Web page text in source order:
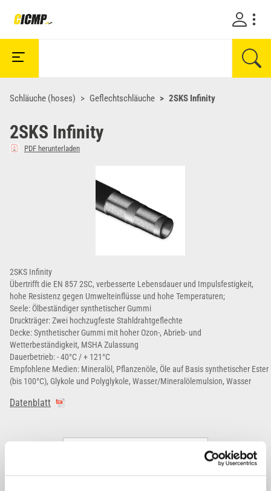
Schläuche (hoses) Geflechtschläuche 2SKS Infinity
2SKS Infinity
PDF herunterladen
2SKS Infinity
Übertrifft die EN 857 2SC, verbesserte Lebensdauer und Impulsfestigkeit,
hohe Resistenz gegen Umwelteinflüsse und hohe Temperaturen;
Seele: Ölbeständiger synthetischer Gummi
Druckträger: Zwei hochzugfeste Stahldrahtgeflechte
Decke: Synthetischer Gummi mit hoher Ozon-, Abrieb- und
Wetterbeständigkeit, MSHA Zulassung
Dauerbetrieb: - 40°C / + 121°C
Empfohlene Medien: Mineralöl, Pflanzenöle, Öle auf Basis synthetischer Ester
(bis 100°C), Glykole und Polyglykole, Wasser/Mineralölemulsion, Wasser
Datenblatt